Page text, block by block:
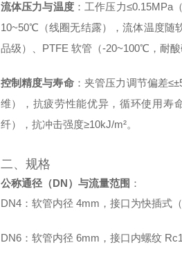
流体压力与温度：工作压力≤0.15MPa
10~50℃（线圈无结露），流体温度随
品级）、PTFE 软管（-20~100℃，耐
控制精度与寿命：夹管压力调节偏差
维），抗疲劳性能优异，循环使用寿
纤），抗冲击强度≥10kJ/m²。
二、规格
公称通径（DN）与流量范围 ：
DN4：软管内径 4mm，接口为快插式
DN6：软管内径 6mm，接口内螺纹